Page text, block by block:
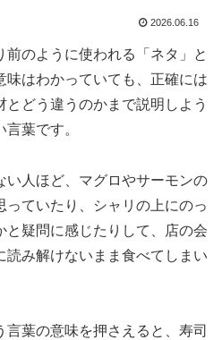
2026.06.16
のように使われる「ネタ」と
味はわかっていても、正確には
どう違うのかまで説明しよう
葉です。
い人ほど、マグロやサーモンの
っていたり、シャリの上にのっ
と疑問に感じたりして、店の会
読み解けないまま食べてしまい
言葉の意味を押さえると、寿司